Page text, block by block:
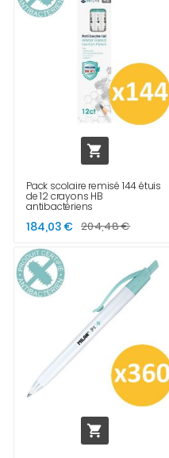

Pack scolaire remisé 144 étuis
de 12 crayons HB
antibactériens
184,03 € 204,48 €
